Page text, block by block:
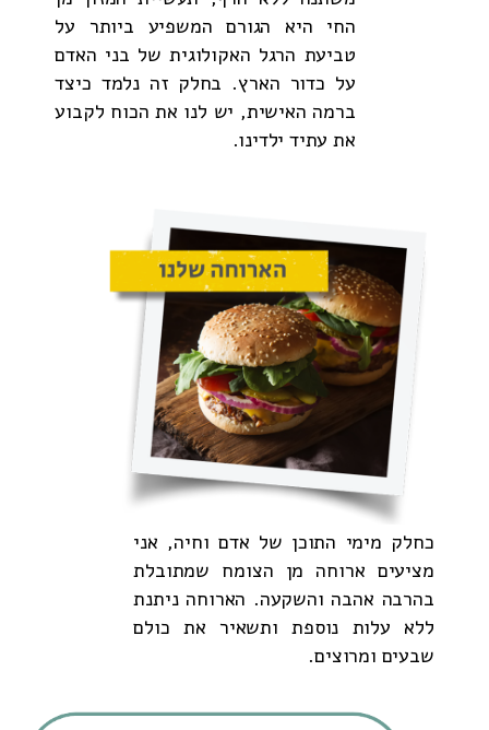
החי היא הגורם המשפיע ביותר על
טביעת הרגל האקולוגית של בני האדם
על כדור הארץ. בחלק זה נלמד כיצד
ברמה האישית, יש לנו את הכוח לקבוע
את עתיד ילדינו.
כחלק מימי התוכן של אדם וחיה, אני
מציעים ארוחה מן הצומח שמתובלת
בהרבה אהבה והשקעה. הארוחה ניתנת
ללא עלות נוספת ותשאיר את כולם
שבעים ומרוצים.